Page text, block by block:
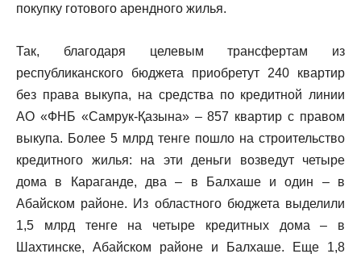
покупку готового арендного жилья.
Так, благодаря целевым трансфертам из
республиканского бюджета приобретут 240 квартир
без права выкупа, на средства по кредитной линии
АО «ФНБ «Самрук-Қазына» – 857 квартир с правом
выкупа. Более 5 млрд тенге пошло на строительство
кредитного жилья: на эти деньги возведут четыре
дома в Караганде, два – в Балхаше и один – в
Абайском районе. Из областного бюджета выделили
1,5 млрд тенге на четыре кредитных дома – в
Шахтинске, Абайском районе и Балхаше. Еще 1,8